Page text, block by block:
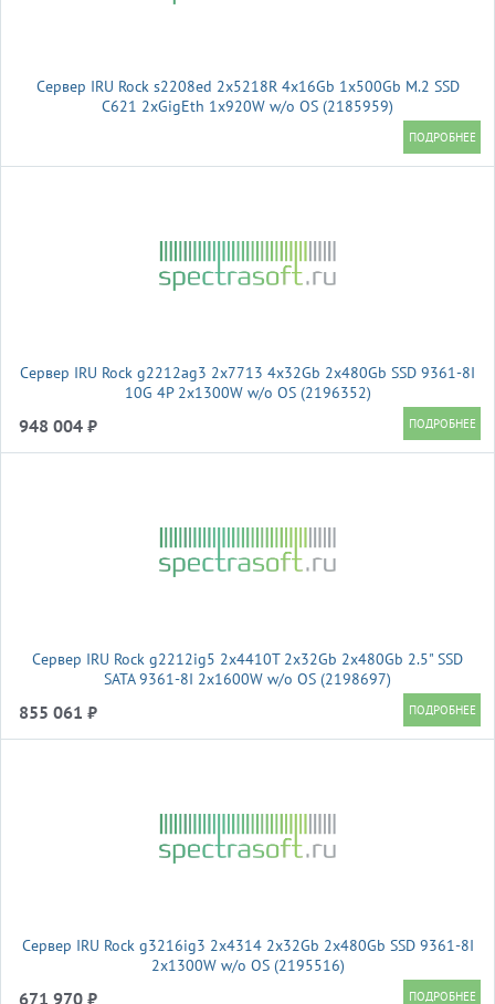
Сервер IRU Rock s2208ed 2x5218R 4x16Gb 1x500Gb M.2 SSD
С621 2xGigEth 1x920W w/o OS (2185959)
Сервер IRU Rock g2212ag3 2x7713 4x32Gb 2x480Gb SSD 9361-8I
10G 4P 2x1300W w/o OS (2196352)
948 004 ₽
Сервер IRU Rock g2212ig5 2x4410T 2x32Gb 2x480Gb 2.5" SSD
SATA 9361-8I 2x1600W w/o OS (2198697)
855 061 ₽
Сервер IRU Rock g3216ig3 2x4314 2x32Gb 2x480Gb SSD 9361-8I
2x1300W w/o OS (2195516)
671 970 ₽